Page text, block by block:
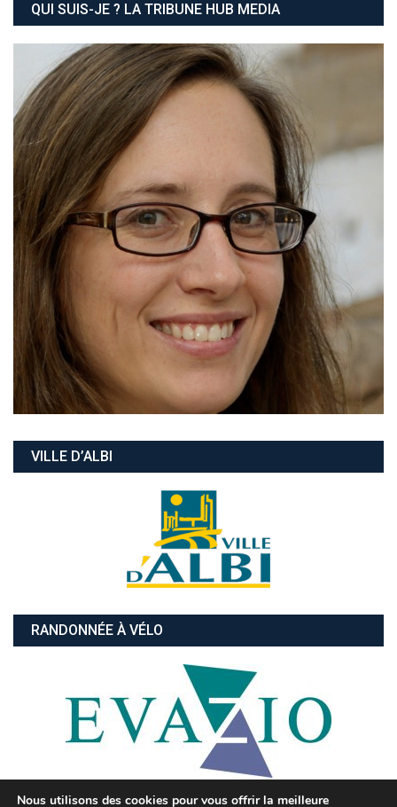
QUI SUIS-JE ? LA TRIBUNE HUB MEDIA
VILLE D’ALBI
RANDONNÉE À VÉLO
Nous utilisons des cookies pour vous offrir la meilleure